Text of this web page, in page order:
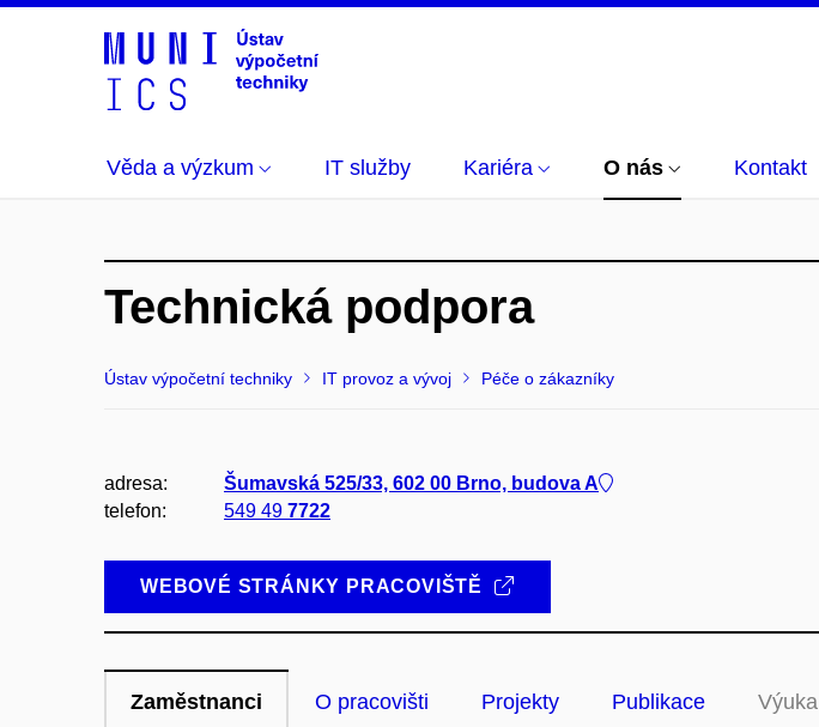
Věda a výzkum IT služby Kariéra O nás Kontakt
Technická podpora
Ústav výpočetní techniky IT provoz a vývoj Péče o zákazníky
adresa:
Šumavská 525/33, 602 00 Brno, budova A
telefon:
549 49 7722
WEBOVÉ STRÁNKY PRACOVIŠTĚ
Zaměstnanci O pracovišti Projekty Publikace Výuka